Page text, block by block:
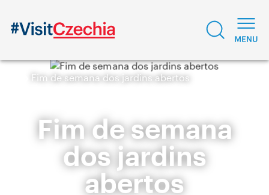
Fim de semana dos jardins abertos
Fim de semana
dos jardins
abertos